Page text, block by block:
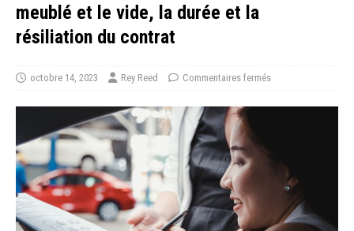
meublé et le vide, la durée et la
résiliation du contrat
octobre 14, 2023 Rey Reed Commentaires fermés